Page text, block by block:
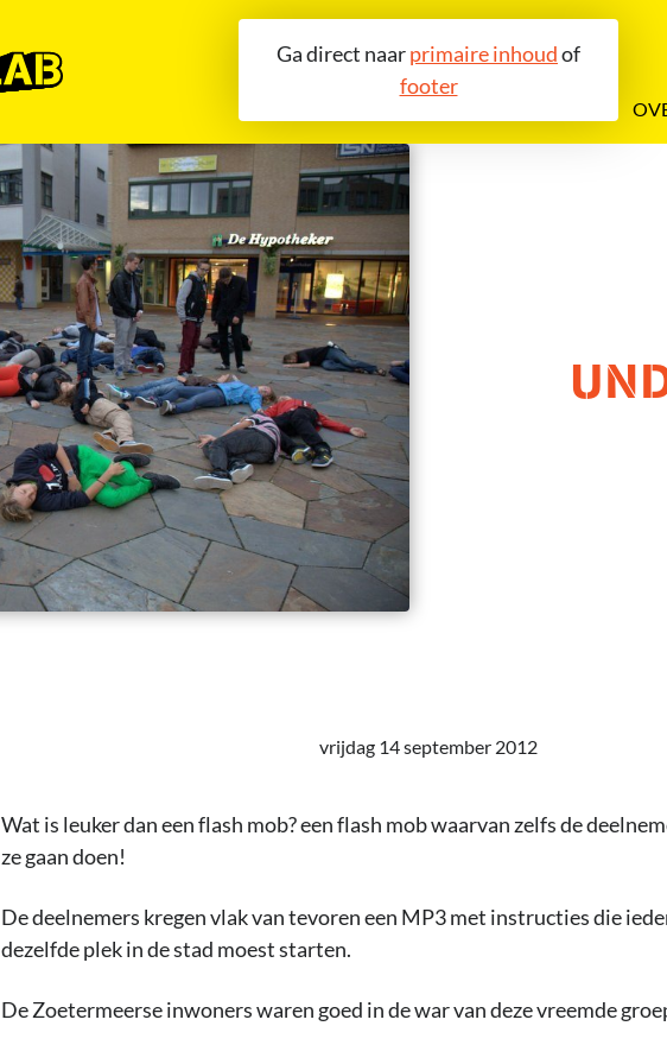
Ga direct naarprimaire inhoudof
footer
vrijdag 14 september 2012
Wat is leuker dan een flash mob? een flash mob waarvan zelfs de
ze gaan doen!
De deelnemers kregen vlak van tevoren een MP3 met instructies die
dezelfde plek in de stad moest starten.
De Zoetermeerse inwoners waren goed in de war van deze vreemde